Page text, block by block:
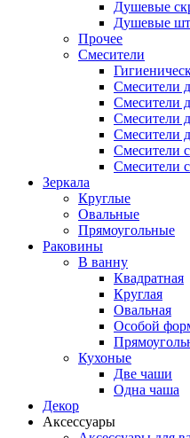
Душевые
Душевые
Прочее
Смесители
Смесители
Смесители
Смесители
Смесители
Смесители
Смесители
Зеркала
Круглые
Овальные
Прямоугольные
Раковины
В ванну
Квадратная
Круглая
Овальная
Особой
Кухоные
Две чаши
Одна чаша
Декор
Аксессуары